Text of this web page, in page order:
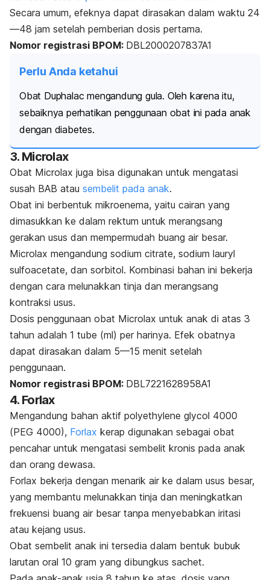
Secara umum, efeknya dapat dirasakan dalam waktu 24
—48 jam setelah pemberian dosis pertama.
Nomor registrasi BPOM: DBL2000207837A1
Perlu Anda ketahui
Obat Duphalac mengandung gula. Oleh karena itu,
sebaiknya perhatikan penggunaan obat ini pada anak
dengan diabetes.
3. Microlax
Obat Microlax juga bisa digunakan untuk mengatasi
susah BAB atau sembelit pada anak.
Obat ini berbentuk mikroenema, yaitu cairan yang
dimasukkan ke dalam rektum untuk merangsang
gerakan usus dan mempermudah buang air besar.
Microlax mengandung sodium citrate, sodium lauryl
sulfoacetate, dan sorbitol. Kombinasi bahan ini bekerja
dengan cara melunakkan tinja dan merangsang
kontraksi usus.
Dosis penggunaan obat Microlax untuk anak di atas 3
tahun adalah 1 tube (ml) per harinya. Efek obatnya
dapat dirasakan dalam 5—15 menit setelah
penggunaan.
Nomor registrasi BPOM: DBL7221628958A1
4. Forlax
Mengandung bahan aktif polyethylene glycol 4000
(PEG 4000), Forlax kerap digunakan sebagai obat
pencahar untuk mengatasi sembelit kronis pada anak
dan orang dewasa.
Forlax bekerja dengan menarik air ke dalam usus besar,
yang membantu melunakkan tinja dan meningkatkan
frekuensi buang air besar tanpa menyebabkan iritasi
atau kejang usus.
Obat sembelit anak ini tersedia dalam bentuk bubuk
larutan oral 10 gram yang dibungkus sachet.